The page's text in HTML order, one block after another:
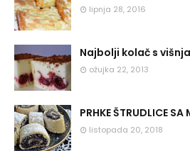
lipnja 28, 2016
Najbolji kolač s
ožujka 22, 2013
PRHKE ŠTRUDLICE SA
listopada 20, 2018